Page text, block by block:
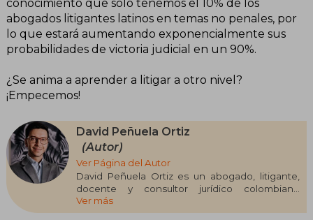
conocimiento que sólo tenemos el 10% de los
abogados litigantes latinos en temas no penales, por
lo que estará aumentando exponencialmente sus
probabilidades de victoria judicial en un 90%.
¿Se anima a aprender a litigar a otro nivel?
¡Empecemos!
David Peñuela Ortiz
(Autor)
Ver Página del Autor
David Peñuela Ortiz es un abogado, litigante,
docente y consultor jurídico colombiano
especializado en litigación oral, estrategia
judicial y responsabilidad patrimonial. Graduado
Ver más